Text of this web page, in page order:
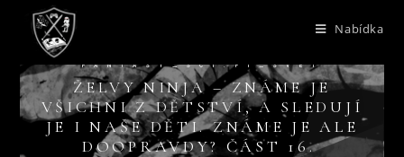
Nabídka
FANTASY_SCI.FI_SVET
ŽELVY NINJA – ZNÁME JE
VŠICHNI Z DĚTSTVÍ, A SLEDUJÍ
JE I NAŠE DĚTI. ZNÁME JE ALE
DOOPRAVDY? ČÁST 16.